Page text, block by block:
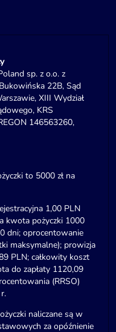
sp. z o.o. z
22B, Sąd
XIII Wydział
KRS
146563260,
to 5000 zł na
1,00 PLN
kwota pożyczki 1000
dni; oprocentowanie
maksymalne); prowizja
PLN; całkowity koszt
do zapłaty 1120,09
(RRSO)
naliczane są w
za opóźnienie